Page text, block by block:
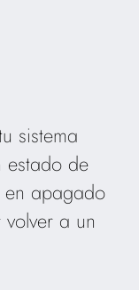
sistema
estado de
en apagado
a un